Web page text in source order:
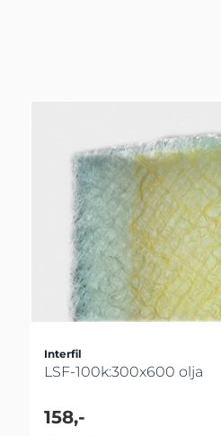
Interfil
LSF-100k:300x600 olja
158,-